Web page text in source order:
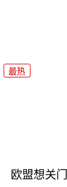
最热
欧盟想关